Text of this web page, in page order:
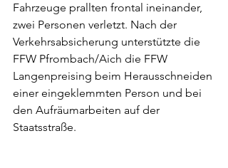
Fahrzeuge prallten frontal ineinander,
zwei Personen verletzt. Nach der
Verkehrsabsicherung unterstützte die
FFW Pfrombach/Aich die FFW
Langenpreising beim Herausschneiden
einer eingeklemmten Person und bei
den Aufräumarbeiten auf der
Staatsstraße.